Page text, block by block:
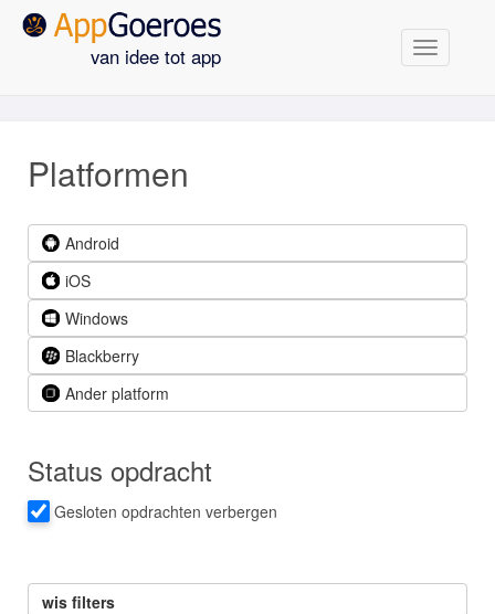
van idee tot app Navigatie
Platformen
Android
iOS
Windows
Blackberry
Ander platform
Status opdracht
Gesloten opdrachten verbergen
wis filters